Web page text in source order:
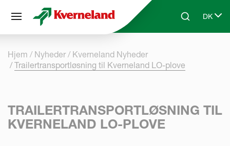
Skip to main contentSearchDK
Select
Hjem Nyheder
Kverneland Nyheder
Trailertransportløsning til Kverneland LO-plove
TRAILERTRANSPORTLØSNING TIL
KVERNELAND LO-PLOVE
CCookie-styringspanel